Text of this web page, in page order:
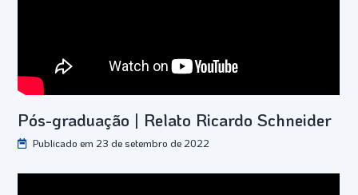
Pós-graduação | Relato Ricardo Schneider
Publicado em 23 de setembro de 2022